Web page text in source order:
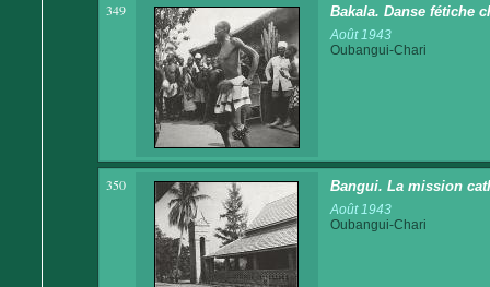
349 Bakala. Danse fétiche
Août 1943
Oubangui-Chari
350 Bangui. La mission
Août 1943
Oubangui-Chari